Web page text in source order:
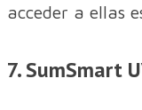
acceder a ellas
7. SumSmart